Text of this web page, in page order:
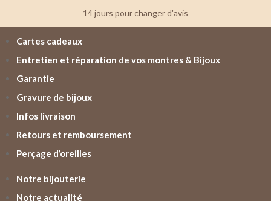
14 jours pour changer d'avis
Cartes cadeaux
Entretien et réparation de vos montres & Bijoux
Garantie
Gravure de bijoux
Infos livraison
Retours et remboursement
Perçage d’oreilles
Notre bijouterie
Notre actualité